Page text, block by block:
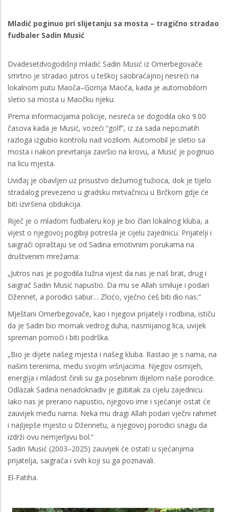
Mladić poginuo pri slijetanju sa mosta – tragično stradao
fudbaler Sadin Musić
Dvadesetdvogodišnji mladić Sadin Musić iz Omerbegovače
smrtno je stradao jutros u teškoj saobraćajnoj nesreći na
lokalnom putu Maoča–Gornja Maoča, kada je automobilom
sletio sa mosta u Maočku rijeku.
Prema informacijama policije, nesreća se dogodila oko 9.00
časova kada je Musić, vozeći “golf”, iz za sada nepoznatih
razloga izgubio kontrolu nad vozilom. Automobil je sletio sa
mosta i nakon prevrtanja završio na krovu, a Musić je poginuo
na licu mjesta.
Uviđaj je obavljen uz prisustvo dežurnog tužioca, dok je tijelo
stradalog prevezeno u gradsku mrtvačnicu u Brčkom gdje će
biti izvršena obdukcija.
Riječ je o mladom fudbaleru koji je bio član lokalnog kluba, a
vijest o njegovoj pogibiji potresla je cijelu zajednicu. Prijatelji i
saigrači opraštaju se od Sadina emotivnim porukama na
društvenim mrežama:
„Jutros nas je pogodila tužna vijest da nas je naš brat, drug i
saigrač Sadin Musić napustio. Da mu se Allah smiluje i podari
Džennet, a porodici sabur… Zloćo, vječno ćeš biti dio nas.“
Mještani Omerbegovače, kao i njegovi prijatelji i rodbina, ističu
da je Sadin bio momak vedrog duha, nasmijanog lica, uvijek
spreman pomoći i biti podrška.
„Bio je dijete našeg mjesta i našeg kluba. Rastao je s nama, na
našim terenima, među svojim vršnjacima. Njegov osmijeh,
energija i mladost činili su ga posebnim dijelom naše porodice.
Odlazak Sadina nenadoknadiv je gubitak za cijelu zajednicu.
Iako nas je prerano napustio, njegovo ime i sjećanje ostat će
zauvijek među nama. Neka mu dragi Allah podari vječni rahmet
i najljepše mjesto u Džennetu, a njegovoj porodici snagu da
izdrži ovu nemjerljivu bol.“
Sadin Musić (2003–2025) zauvijek će ostati u sjećanjima
prijatelja, saigrača i svih koji su ga poznavali.
El-Fatiha.